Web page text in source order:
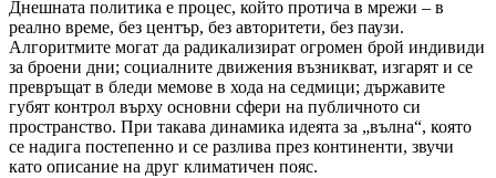
Днешната политика е процес, който протича в мрежи – в
реално време, без център, без авторитети, без паузи.
Алгоритмите могат да радикализират огромен брой индивиди
за броени дни; социалните движения възникват, изгарят и се
превръщат в бледи мемове в хода на седмици; държавите
губят контрол върху основни сфери на публичното си
пространство. При такава динамика идеята за „вълна“, която
се надига постепенно и се разлива през континенти, звучи
като описание на друг климатичен пояс.